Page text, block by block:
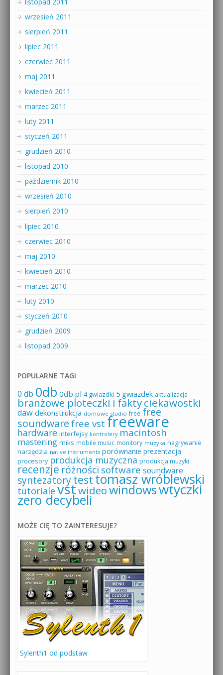
wrzesień 2011
sierpień 2011
lipiec 2011
czerwiec 2011
maj 2011
kwiecień 2011
marzec 2011
luty 2011
styczeń 2011
grudzień 2010
listopad 2010
październik 2010
wrzesień 2010
sierpień 2010
lipiec 2010
czerwiec 2010
maj 2010
kwiecień 2010
marzec 2010
luty 2010
styczeń 2010
grudzień 2009
listopad 2009
POPULARNE TAGI
0 db 0db 0db.pl 4 gwiazdki 5 gwiazdek aktualizacja
branżowe ploteczki i faktyciekawostki
daw dekonstrukcja domowe studio free free
soundware free vst freeware
hardware interfejsy kontrolery macintosh
mastering miks mobile music monitory muzyka nagrywanie
narzędzia native instruments porównanie prezentacja
procesory produkcja muzyczna produkcja muzyki
recenzje różności software soundware
syntezatorytesttomasz wróblewski
tutoriale vstwideowindowswtyczki
zero decybeli
MOŻE CIĘ TO ZAINTERESUJE?
Sylenth1 od podstaw